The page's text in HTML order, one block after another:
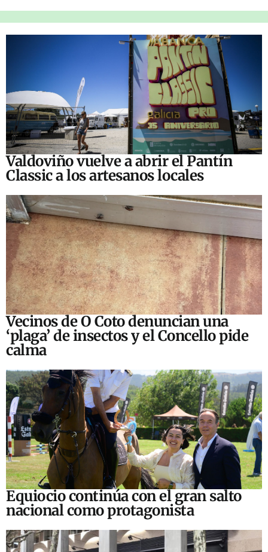
Valdoviño vuelve a abrir el Pantín
Classic a los artesanos locales
Vecinos de O Coto denuncian una
‘plaga’ de insectos y el Concello pide
calma
Equiocio continúa con el gran salto
nacional como protagonista